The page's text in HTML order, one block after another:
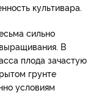
культивара.
сильно
В
плода зачастую
грунте
условиям